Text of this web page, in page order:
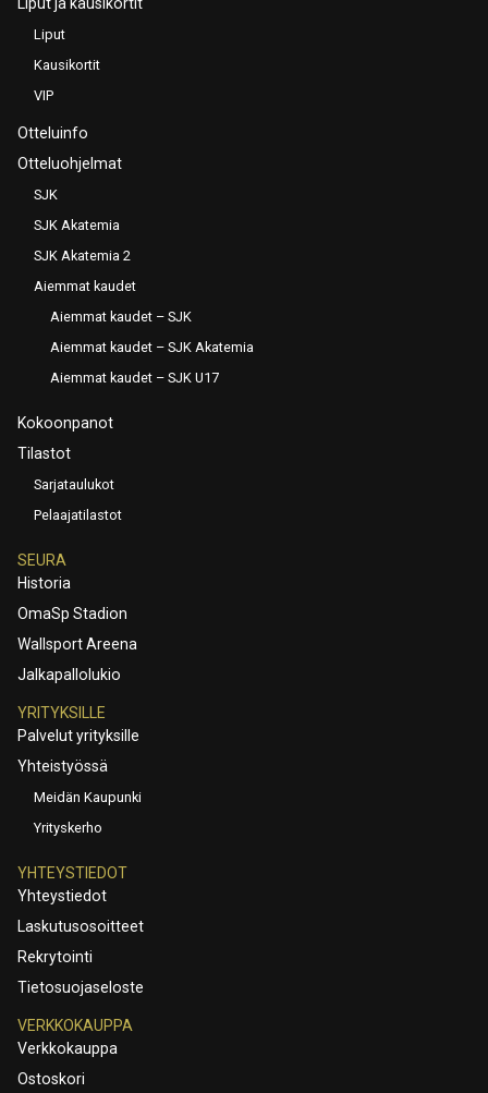
Liput
Kausikortit
VIP
Otteluinfo
Otteluohjelmat
SJK
SJK Akatemia
SJK Akatemia 2
Aiemmat kaudet
Aiemmat kaudet – SJK
Aiemmat kaudet – SJK Akatemia
Aiemmat kaudet – SJK U17
Kokoonpanot
Tilastot
Sarjataulukot
Pelaajatilastot
SEURA
Historia
OmaSp Stadion
Wallsport Areena
Jalkapallolukio
YRITYKSILLE
Palvelut yrityksille
Yhteistyössä
Meidän Kaupunki
Yrityskerho
YHTEYSTIEDOT
Yhteystiedot
Laskutusosoitteet
Rekrytointi
Tietosuojaseloste
VERKKOKAUPPA
Verkkokauppa
Ostoskori